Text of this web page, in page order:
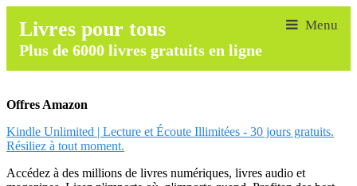
Livres pour tous
Plus de 6000 livres gratuits en ligne
Offres Amazon
Kindle Unlimited | Lecture et Écoute Illimitées - 30 jours gratuits.
Résiliez à tout moment.
Accédez à des millions de livres numériques, livres audio et